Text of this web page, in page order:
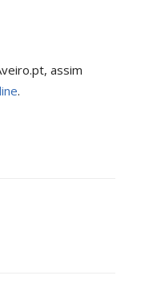
assim
.